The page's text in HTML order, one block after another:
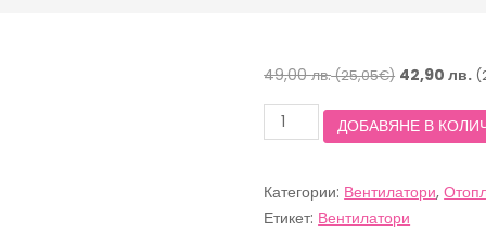
49,00лв.(25,05€) Original
was:
42,90лв.
количество
12“
Muhler
ДОБАВЯНЕ В
Категории: Вентилатори,
Етикет: Вентилатори